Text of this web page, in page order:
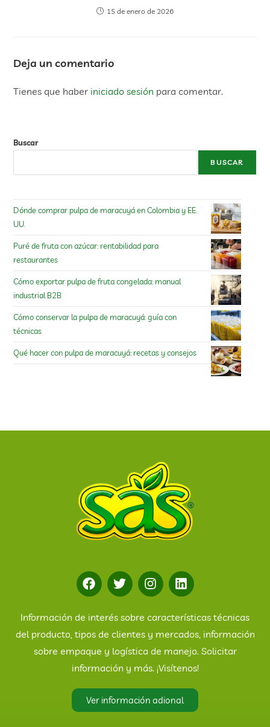
15 de enero de 2026
Deja un comentario
Tienes que haber iniciado sesión para comentar.
Buscar
BUSCAR
Dónde comprar pulpa de maracuyá en Colombia y EE.
UU.
Puré de fruta con azúcar: rentabilidad para
restaurantes
Cómo exportar pulpa de fruta congelada: manual
industrial B2B
Cómo conservar la pulpa de maracuyá: guía con
técnicas
Qué hacer con pulpa de maracuyá: recetas y consejos
Información de interés sobre características técnicas
del producto, tipos de clientes y mercados, información
sobre empaque y logística de manejo. Solicitar
información y más. ¡Visítenos!
Ver información adional